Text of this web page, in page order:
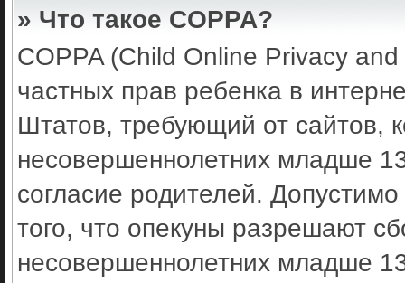
» Что такое COPPA?
COPPA (Child Online Privacy
частных прав ребенка в
Штатов, требующий от сайтов,
несовершеннолетних младше
согласие родителей.
того, что опекуны разрешают
несовершеннолетних младше